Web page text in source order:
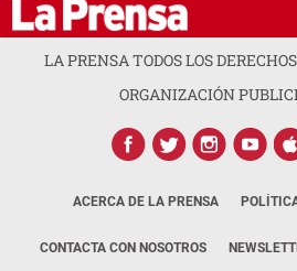
LA PRENSA TODOS LOS
ORGANIZACIÓN
ACERCA DE LA PRENSA
CONTACTA CON NOSOTROS